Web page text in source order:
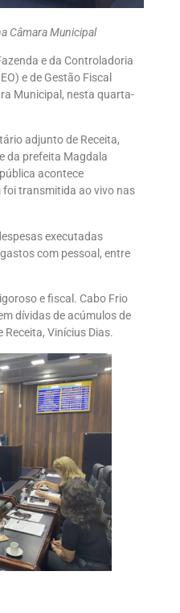
Câmara Municipal
e da Controladoria
e de Gestão Fiscal
Municipal, nesta quarta-
adjunto de Receita,
da prefeita Magdala
acontece
foi transmitida ao vivo nas
executadas
com pessoal, entre
e fiscal. Cabo Frio
dívidas de acúmulos de
Vinícius Dias.